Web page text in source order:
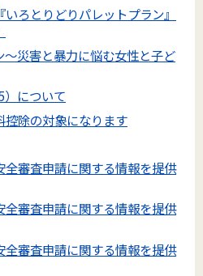
ろとりどりパレットプラン』
災害と暴力に悩む女性と子ど
について
除の対象になります
審査申請に関する情報を提供
審査申請に関する情報を提供
審査申請に関する情報を提供